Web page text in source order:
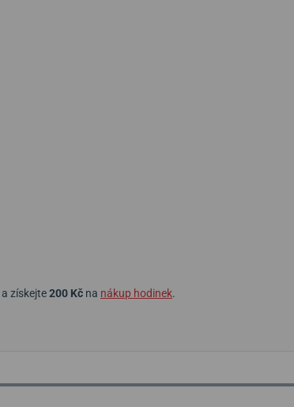
a získejte200 Kč na nákup hodinek.